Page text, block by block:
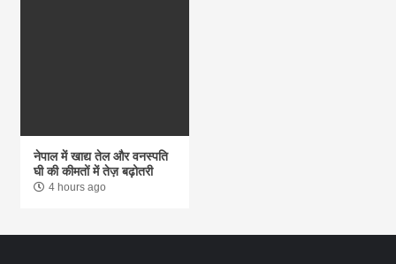
नेपाल में खाद्य तेल और वनस्पति
घी की कीमतों में तेज़ बढ़ोतरी
4 hours ago